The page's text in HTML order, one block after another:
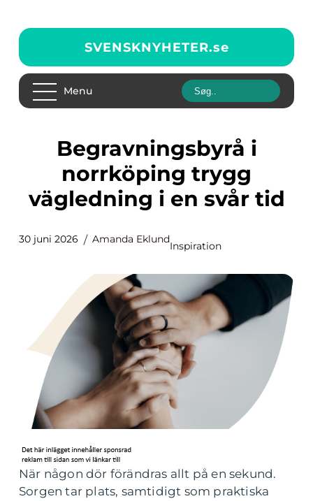
SVENSKNYHETER.se
Menu
Begravningsbyrå i
norrköping trygg
vägledning i en svår tid
30 juni 2026 Amanda Eklund
Inspiration
När någon dör förändras allt på en sekund.
Sorgen tar plats, samtidigt som praktiska